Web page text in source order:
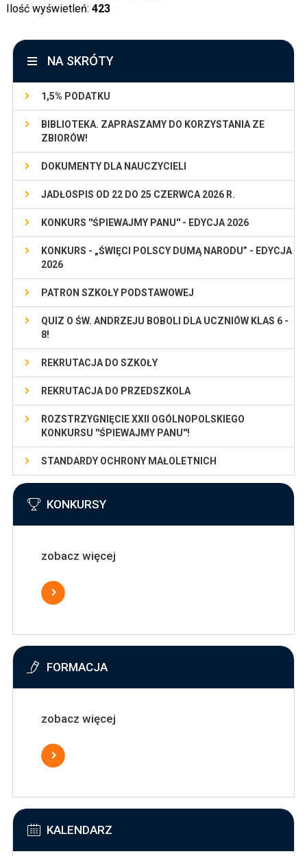
Ilość wyświetleń: 423
NA SKRÓTY
1,5% PODATKU
BIBLIOTEKA. ZAPRASZAMY DO KORZYSTANIA ZE
ZBIORÓW!
DOKUMENTY DLA NAUCZYCIELI
JADŁOSPIS OD 22 DO 25 CZERWCA 2026 R.
KONKURS ''ŚPIEWAJMY PANU'' - EDYCJA 2026
KONKURS - „ŚWIĘCI POLSCY DUMĄ NARODU” - EDYCJA
2026
PATRON SZKOŁY PODSTAWOWEJ
QUIZ O ŚW. ANDRZEJU BOBOLI DLA UCZNIÓW KLAS 6 -
8!
REKRUTACJA DO SZKOŁY
REKRUTACJA DO PRZEDSZKOLA
ROZSTRZYGNIĘCIE XXII OGÓLNOPOLSKIEGO
KONKURSU ''ŚPIEWAJMY PANU''!
STANDARDY OCHRONY MAŁOLETNICH
KONKURSY
zobacz więcej
FORMACJA
zobacz więcej
KALENDARZ